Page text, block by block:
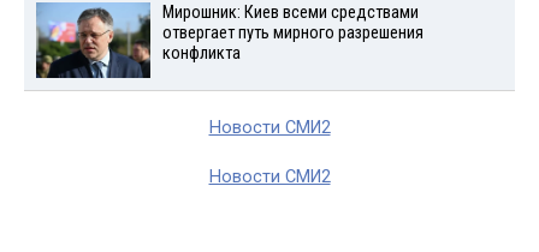
Мирошник: Киев всеми средствами
отвергает путь мирного разрешения
конфликта
Новости СМИ2
Новости СМИ2